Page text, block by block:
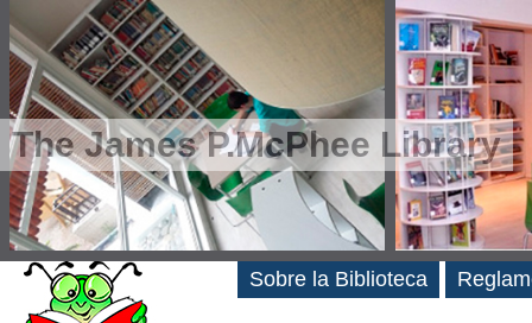
The James P.McPhee Library
Sobre la Biblioteca
Novedades